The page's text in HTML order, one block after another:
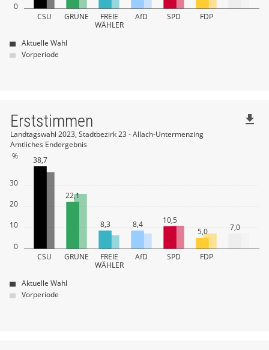
0
CSU GRÜNE FREIE
WÄHLER
AfD SPD FDP
Aktuelle Wahl
Vorperiode
0
10
20
30
%
CSU GRÜNE FREIE
WÄHLER
AfD SPD FDP
38,7
22,1
8,3 8,4
10,5
5,0
7,0
Erststimmen
Landtagswahl 2023, Stadtbezirk 23 - Allach-Untermenzing
Amtliches Endergebnis
Aktuelle Wahl
Vorperiode
file_download